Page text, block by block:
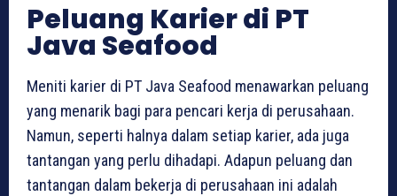
Peluang Karier di PT
Java Seafood
Meniti karier di PT Java Seafood menawarkan peluang
yang menarik bagi para pencari kerja di perusahaan.
Namun, seperti halnya dalam setiap karier, ada juga
tantangan yang perlu dihadapi. Adapun peluang dan
tantangan dalam bekerja di perusahaan ini adalah